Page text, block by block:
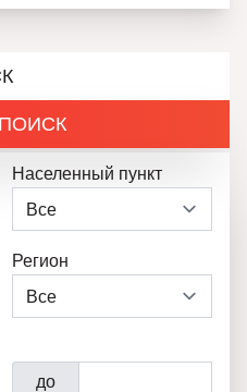
Населенный пункт
Регион
до